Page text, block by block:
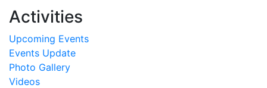
Activities
Upcoming Events
Events Update
Photo Gallery
Videos